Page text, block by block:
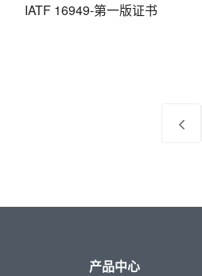
IATF 16949-第一版证书
产品中心